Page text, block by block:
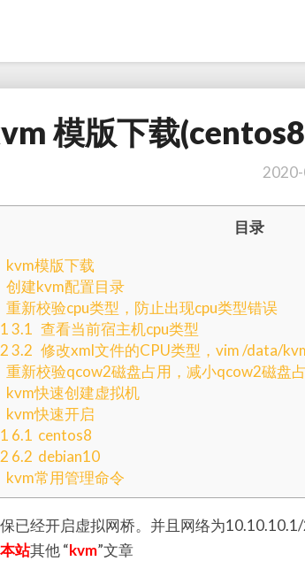
模版下载
目录
kvm模版下载
创建kvm配置目录
重新校验cpu类型，防止出现cpu类型错误
3.1 查看当前宿主机cpu类型
3.2 修改xml文件的CPU类型，vim /data/
重新校验qcow2磁盘占用，减小qcow2磁盘
kvm快速创建虚拟机
kvm快速开启
6.1 centos8
6.2 debian10
kvm常用管理命令
已经开启虚拟网桥。并且网络为
站其他 “kvm”文章